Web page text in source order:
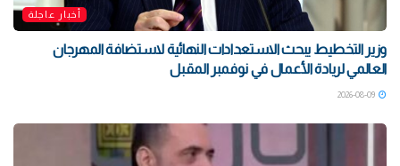
أخبار عاجلة
وزير التخطيط يبحث الاستعدادات النهائية لاستضافة المهرجان
العالمي لريادة الأعمال في نوفمبر المقبل